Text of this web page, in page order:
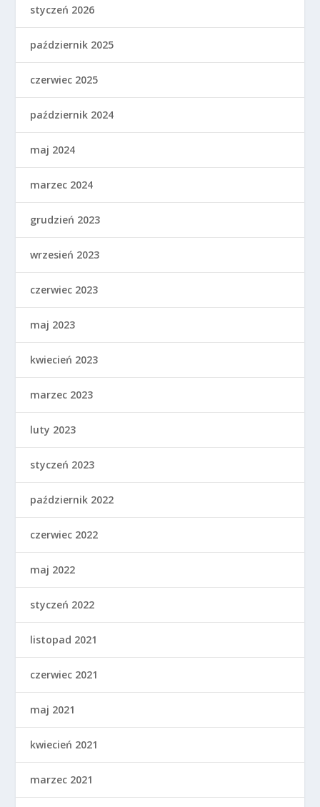
styczeń 2026
październik 2025
czerwiec 2025
październik 2024
maj 2024
marzec 2024
grudzień 2023
wrzesień 2023
czerwiec 2023
maj 2023
kwiecień 2023
marzec 2023
luty 2023
styczeń 2023
październik 2022
czerwiec 2022
maj 2022
styczeń 2022
listopad 2021
czerwiec 2021
maj 2021
kwiecień 2021
marzec 2021